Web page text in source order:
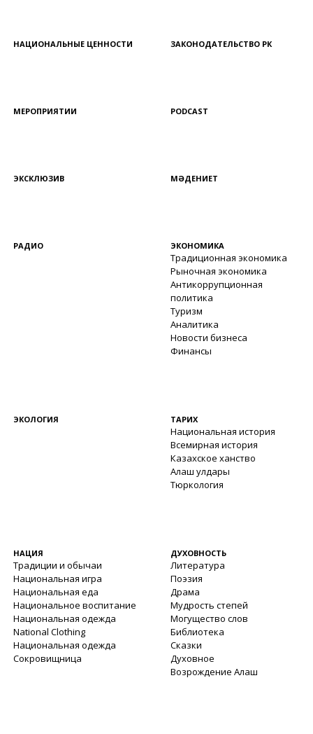
НАЦИОНАЛЬНЫЕ ЦЕННОСТИ ЗАКОНОДАТЕЛЬСТВО РК
МЕРОПРИЯТИИ PODCAST
ЭКСКЛЮЗИВ МӘДЕНИЕТ
РАДИО ЭКОНОМИКА
Традиционная экономика
Рыночная экономика
Антикоррупционная
политика
Туризм
Аналитика
Новости бизнеса
Финансы
ЭКОЛОГИЯ ТАРИХ
Национальная история
Всемирная история
Казахское ханство
Алаш улдары
Тюркология
НАЦИЯ
Традиции и обычаи
Национальная игра
Национальная еда
Национальное воспитание
Национальная одежда
National Clothing
Национальная одежда
Сокровищница
ДУХОВНОСТЬ
Литература
Поэзия
Драма
Мудрость степей
Могущество слов
Библиотека
Сказки
Духовное
Возрождение Алаш